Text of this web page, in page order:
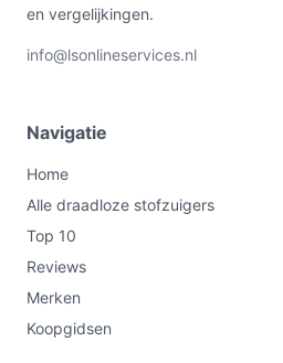
en vergelijkingen.
info@lsonlineservices.nl
Navigatie
Home
Alle draadloze stofzuigers
Top 10
Reviews
Merken
Koopgidsen